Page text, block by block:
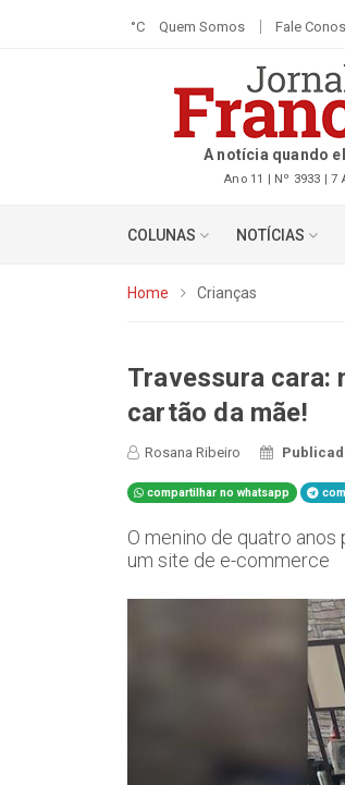
°C Quem Somos Fale
A notícia quando
Ano 11 | Nº 3933 | 7
COLUNAS NOTÍCIAS
Home Crianças
Travessura cara:
cartão da mãe!
Rosana Ribeiro
compartilhar no whatsapp
O menino de quatro
um site de e-commerce